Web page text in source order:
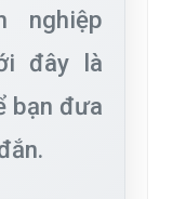
nghiệp
đây là
bạn đưa